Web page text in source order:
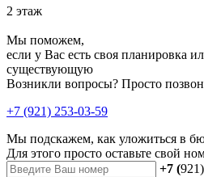
2 этаж
Мы поможем,
если у Вас есть своя планировка
существующую
Возникли вопросы? Просто
+7 (921) 253-03-59
Мы подскажем, как уложиться в
Для этого просто оставьте свой
+7 (